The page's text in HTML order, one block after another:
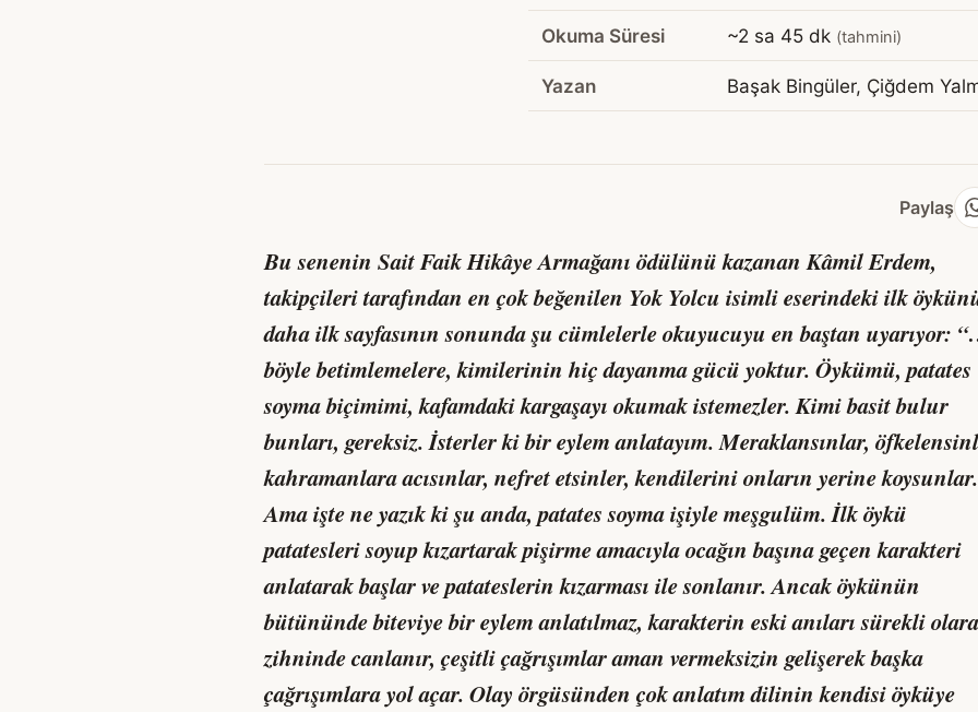
Okuma Süresi ~2 sa 45 dk (tahmini)
Yazan Başak Bingüler, Çiğdem
Paylaş
Bu senenin Sait Faik Hikâye Armağanı ödülünü kazanan Kâmil Erdem,
takipçileri tarafından en çok beğenilen Yok Yolcu isimli eserindeki ilk
daha ilk sayfasının sonunda şu cümlelerle okuyucuyu en baştan uyarıyor:
böyle betimlemelere, kimilerinin hiç dayanma gücü yoktur. Öykümü, patates
soyma biçimimi, kafamdaki kargaşayı okumak istemezler. Kimi basit bulur
bunları, gereksiz. İsterler ki bir eylem anlatayım. Meraklansınlar,
kahramanlara acısınlar, nefret etsinler, kendilerini onların yerine koysunlar.
Ama işte ne yazık ki şu anda, patates soyma işiyle meşgulüm. İlk öykü
patatesleri soyup kızartarak pişirme amacıyla ocağın başına geçen karakteri
anlatarak başlar ve patateslerin kızarması ile sonlanır. Ancak öykünün
bütününde biteviye bir eylem anlatılmaz, karakterin eski anıları sürekli
zihninde canlanır, çeşitli çağrışımlar aman vermeksizin gelişerek başka
çağrışımlara yol açar. Olay örgüsünden çok anlatım dilinin kendisi öyküye